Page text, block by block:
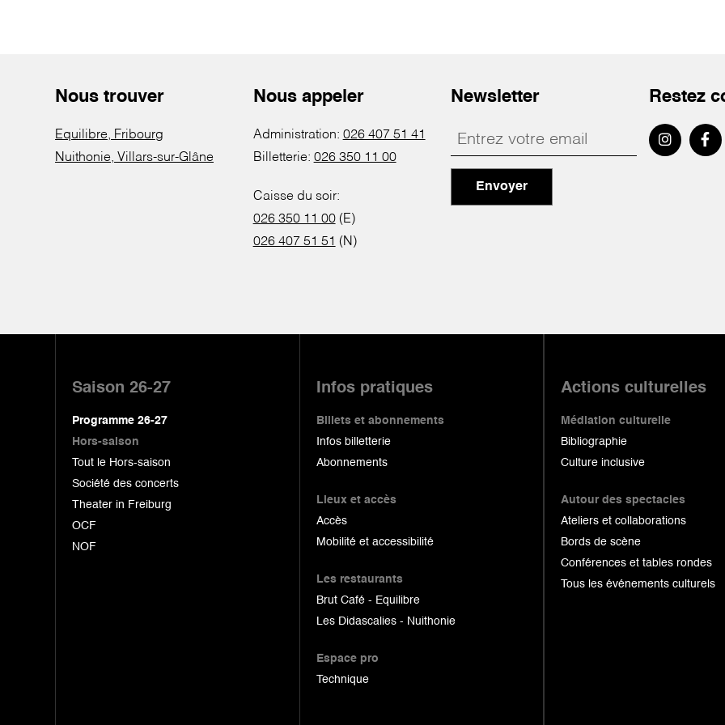
Nous trouver
Equilibre, Fribourg
Nuithonie, Villars-sur-Glâne
Nous appeler
Administration: 026 407 51 41
Billetterie: 026 350 11 00
Caisse du soir:
026 350 11 00(E)
026 407 51 51 (N)
Newsletter
Envoyer
Restez
Saison 26-27
Programme 26-27
Hors-saison
Tout le Hors-saison
Société des concerts
Theater in Freiburg
OCF
NOF
Infos pratiques
Billets et abonnements
Infos billetterie
Abonnements
Lieux et accès
Accès
Mobilité et accessibilité
Les restaurants
Brut Café - Equilibre
Les Didascalies - Nuithonie
Espace pro
Technique
Actions culturelles
Médiation culturelle
Bibliographie
Culture inclusive
Autour des spectacles
Ateliers et collaborations
Bords de scène
Conférences et tables rondes
Tous les événements culturels